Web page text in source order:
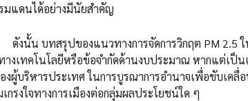
แดนได้อย่างมีนัยสำคัญ
ปของแนวทางการจัดการวิกฤต PM 2.5 ในปร
างเทคโนโลยีหรือข้อจำกัดด้านงบประมาณ หากแต่เป็
งผู้บริหารประเทศ ในการบูรณาการอำนาจเพื่อขับเคลื่
กรงใจทางการเมืองต่อกลุ่มผลประโยชน์ใด ๆ